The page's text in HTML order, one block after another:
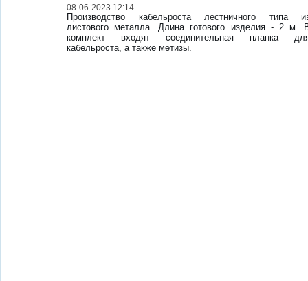
08-06-2023 12:14
Производство кабельроста лестничного типа
листового металла. Длина готового изделия - 2 м.
комплект входят соединительная планка
кабельроста, а также метизы.